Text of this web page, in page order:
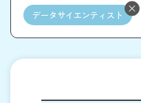
データサイエンティスト